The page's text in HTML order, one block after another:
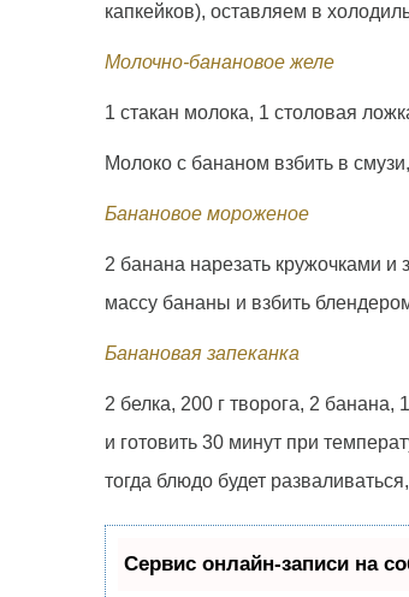
капкейков), оставляем в
Молочно-банановое желе
1 стакан молока, 1 столовая
Молоко с бананом взбить в
Банановое мороженое
2 банана нарезать кружочками и
массу бананы и взбить
Банановая запеканка
2 белка, 200 г творога, 2
и готовить 30 минут при
тогда блюдо будет
Сервис онлайн-записи на